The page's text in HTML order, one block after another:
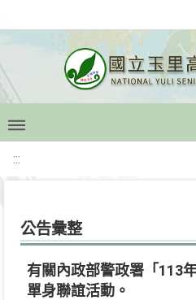
:::
公告彙整
有關內政部警政署「113
單身聯誼活動。